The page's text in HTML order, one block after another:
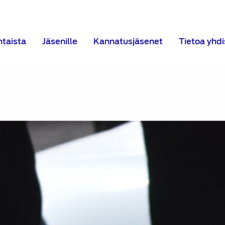
Jäsenille Kannatusjäsenet Tietoa